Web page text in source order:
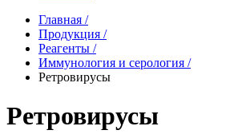
Главная /
Продукция /
Реагенты /
Иммунология и серология /
Ретровирусы
Ретровирусы